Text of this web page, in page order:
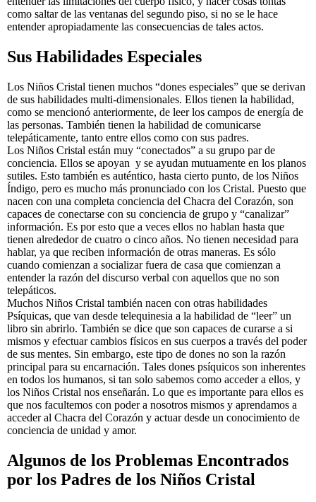
como saltar de las ventanas del segundo piso, si no se le hace
entender apropiadamente las consecuencias de tales actos.
Sus Habilidades Especiales
Los Niños Cristal tienen muchos “dones especiales” que se derivan
de sus habilidades multi-dimensionales. Ellos tienen la habilidad,
como se mencionó anteriormente, de leer los campos de energía de
las personas. También tienen la habilidad de comunicarse
telepáticamente, tanto entre ellos como con sus padres.
Los Niños Cristal están muy “conectados” a su grupo par de
conciencia. Ellos se apoyan y se ayudan mutuamente en los planos
sutiles. Esto también es auténtico, hasta cierto punto, de los Niños
Índigo, pero es mucho más pronunciado con los Cristal. Puesto que
nacen con una completa conciencia del Chacra del Corazón, son
capaces de conectarse con su conciencia de grupo y “canalizar”
información. Es por esto que a veces ellos no hablan hasta que
tienen alrededor de cuatro o cinco años. No tienen necesidad para
hablar, ya que reciben información de otras maneras. Es sólo
cuando comienzan a socializar fuera de casa que comienzan a
entender la razón del discurso verbal con aquellos que no son
telepáticos.
Muchos Niños Cristal también nacen con otras habilidades
Psíquicas, que van desde telequinesia a la habilidad de “leer” un
libro sin abrirlo. También se dice que son capaces de curarse a si
mismos y efectuar cambios físicos en sus cuerpos a través del poder
de sus mentes. Sin embargo, este tipo de dones no son la razón
principal para su encarnación. Tales dones psíquicos son inherentes
en todos los humanos, si tan solo sabemos como acceder a ellos, y
los Niños Cristal nos enseñarán. Lo que es importante para ellos es
que nos facultemos con poder a nosotros mismos y aprendamos a
acceder al Chacra del Corazón y actuar desde un conocimiento de
conciencia de unidad y amor.
Algunos de los Problemas Encontrados
por los Padres de los Niños Cristal